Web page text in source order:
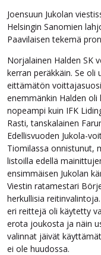
Joensuun Jukolan
Helsingin Sanomien
Paavilaisen tekemä
Norjalainen Halden SK
kerran peräkkäin. Se
eittämätön
enemmänkin Halden
nopeampi kuin IFK
Rasti, tanskalainen
Edellisvuoden Jukola-
Tiomilassa onnistunut,
listoilla edellä
ensimmäisen Jukolan
Viestin ratamestari
herkullisia
eri reittejä oli käytetty
erota joukosta ja näin
valinnat jäivät
ei ole huudossa.